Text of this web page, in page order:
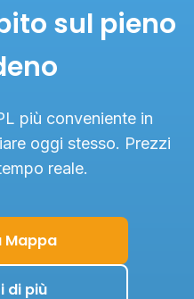
sul pieno
più conveniente in
oggi stesso. Prezzi
reale.
Mappa
di più